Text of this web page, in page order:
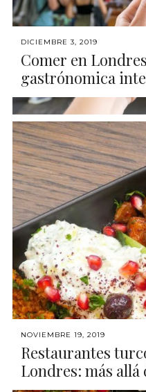
DICIEMBRE 3, 2019
Comer en
gastrónomica
NOVIEMBRE 19, 2019
Restaurantes
Londres: más